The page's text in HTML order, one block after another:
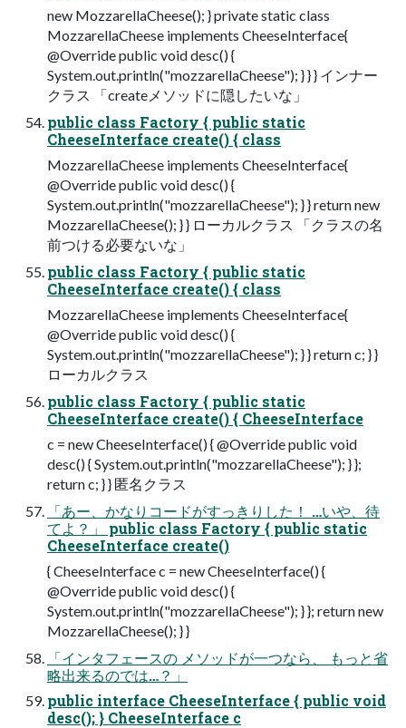
new MozzarellaCheese(); } private static class
MozzarellaCheese implements CheeseInterface{
@Override public void desc() {
System.out.println("mozzarellaCheese"); } } } インナー
クラス 「createメソッドに隠したいな」
public class Factory { public static
CheeseInterface create() { class
MozzarellaCheese implements CheeseInterface{
@Override public void desc() {
System.out.println("mozzarellaCheese"); } } return new
MozzarellaCheese(); } } ローカルクラス 「クラスの名
前つける必要ないな」
public class Factory { public static
CheeseInterface create() { class
MozzarellaCheese implements CheeseInterface{
@Override public void desc() {
System.out.println("mozzarellaCheese"); } } return c; } }
ローカルクラス
public class Factory { public static
CheeseInterface create() { CheeseInterface
c = new CheeseInterface() { @Override public void
desc() { System.out.println("mozzarellaCheese"); } };
return c; } } 匿名クラス
「あー、かなりコードがすっきりした！ …いや、待
てよ？」 public class Factory { public static
CheeseInterface create()
{ CheeseInterface c = new CheeseInterface() {
@Override public void desc() {
System.out.println("mozzarellaCheese"); } }; return new
MozzarellaCheese(); } }
「インタフェースの メソッドが一つなら、 もっと省
略出来るのでは…？」
public interface CheeseInterface { public void
desc(); } CheeseInterface c